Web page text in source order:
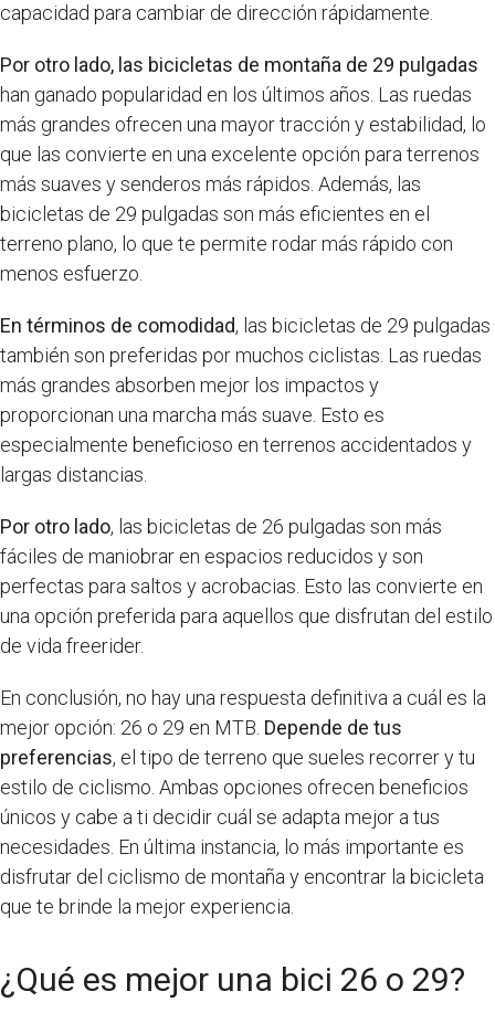
capacidad para cambiar de dirección rápidamente.
Por otro lado, las bicicletas de montaña de 29 pulgadas
han ganado popularidad en los últimos años. Las ruedas
más grandes ofrecen una mayor tracción y estabilidad, lo
que las convierte en una excelente opción para terrenos
más suaves y senderos más rápidos. Además, las
bicicletas de 29 pulgadas son más eficientes en el
terreno plano, lo que te permite rodar más rápido con
menos esfuerzo.
En términos de comodidad, las bicicletas de 29 pulgadas
también son preferidas por muchos ciclistas. Las ruedas
más grandes absorben mejor los impactos y
proporcionan una marcha más suave. Esto es
especialmente beneficioso en terrenos accidentados y
largas distancias.
Por otro lado, las bicicletas de 26 pulgadas son más
fáciles de maniobrar en espacios reducidos y son
perfectas para saltos y acrobacias. Esto las convierte en
una opción preferida para aquellos que disfrutan del estilo
de vida freerider.
En conclusión, no hay una respuesta definitiva a cuál es la
mejor opción: 26 o 29 en MTB. Depende de tus
preferencias, el tipo de terreno que sueles recorrer y tu
estilo de ciclismo. Ambas opciones ofrecen beneficios
únicos y cabe a ti decidir cuál se adapta mejor a tus
necesidades. En última instancia, lo más importante es
disfrutar del ciclismo de montaña y encontrar la bicicleta
que te brinde la mejor experiencia.
¿Qué es mejor una bici 26 o 29?